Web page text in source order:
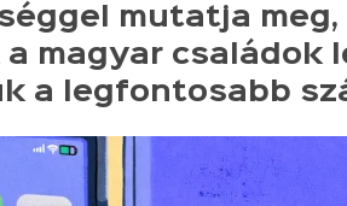
mutatja
a magyar családok
a legfontosabb